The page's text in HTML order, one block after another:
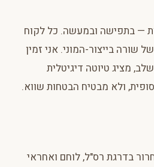
— בתפישה ובמעשה. כל לקוח
שורה בייצור-המוני. אני זמין
מציג טיוטה דיגיטלית
ולא מבטיח הבטחות שווא.
1978–1981. שחרור בדרגת רס"ל, לוחם ואחראי